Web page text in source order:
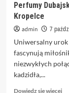
Perfumy
Kropelce
admin 7
Uniwersalny
fascynują
niezwykłych
kadzidła,...
Dowiedz się więcej